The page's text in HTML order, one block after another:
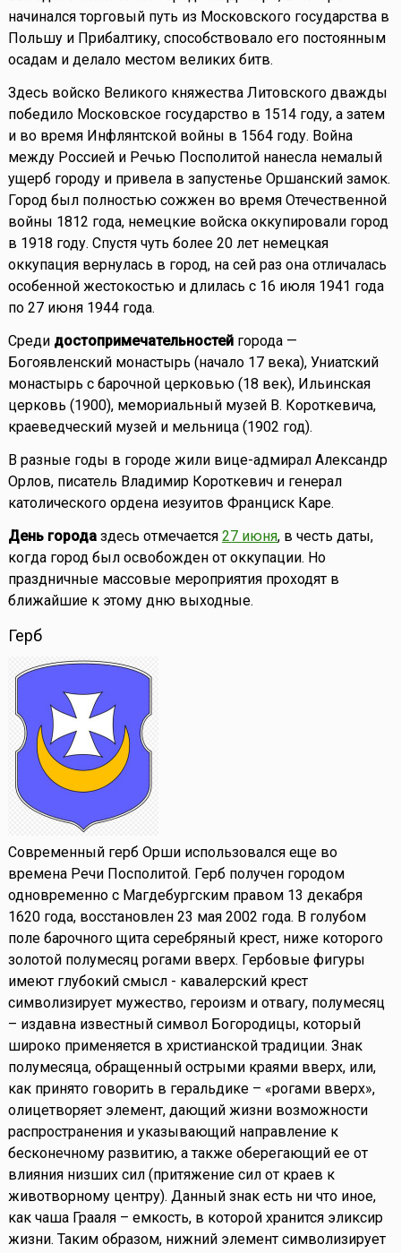
начинался торговый путь из Московского государства в
Польшу и Прибалтику, способствовало его постоянным
осадам и делало местом великих битв.
Здесь войско Великого княжества Литовского дважды
победило Московское государство в 1514 году, а затем
и во время Инфлянтской войны в 1564 году. Война
между Россией и Речью Посполитой нанесла немалый
ущерб городу и привела в запустенье Оршанский замок.
Город был полностью сожжен во время Отечественной
войны 1812 года, немецкие войска оккупировали город
в 1918 году. Спустя чуть более 20 лет немецкая
оккупация вернулась в город, на сей раз она отличалась
особенной жестокостью и длилась с 16 июля 1941 года
по 27 июня 1944 года.
Среди достопримечательностей города —
Богоявленский монастырь (начало 17 века), Униатский
монастырь с барочной церковью (18 век), Ильинская
церковь (1900), мемориальный музей В. Короткевича,
краеведческий музей и мельница (1902 год).
В разные годы в городе жили вице-адмирал Александр
Орлов, писатель Владимир Короткевич и генерал
католического ордена иезуитов Франциск Каре.
День городаздесь отмечается 27 июня, в честь даты,
когда город был освобожден от оккупации. Но
праздничные массовые мероприятия проходят в
ближайшие к этому дню выходные.
Герб
Современный герб Орши использовался еще во
времена Речи Посполитой. Герб получен городом
одновременно с Магдебургским правом 13 декабря
1620 года, восстановлен 23 мая 2002 года. В голубом
поле барочного щита серебряный крест, ниже которого
золотой полумесяц рогами вверх. Гербовые фигуры
имеют глубокий смысл - кавалерский крест
символизирует мужество, героизм и отвагу, полумесяц
– издавна известный символ Богородицы, который
широко применяется в христианской традиции. Знак
полумесяца, обращенный острыми краями вверх, или,
как принято говорить в геральдике – «рогами вверх»,
олицетворяет элемент, дающий жизни возможности
распространения и указывающий направление к
бесконечному развитию, а также оберегающий ее от
влияния низших сил (притяжение сил от краев к
животворному центру). Данный знак есть ни что иное,
как чаша Грааля – емкость, в которой хранится эликсир
жизни. Таким образом, нижний элемент символизирует